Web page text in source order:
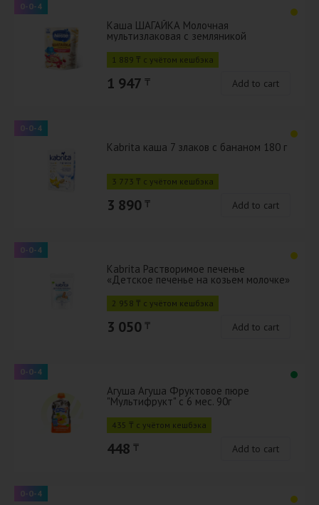
0-0-4
Каша ШАГАЙКА Молочная
мультизлаковая с земляникой
190г с бифидоба
1 889 ₸ с учётом кешбэка
1 947 ₸ Add to cart
0-0-4
Kabrita каша 7 злаков с бананом 180 г
3 773 ₸ с учётом кешбэка
3 890 ₸ Add to cart
0-0-4
Kabrita Растворимое печенье
«Детское печенье на козьем молочке»
2 958 ₸ с учётом кешбэка
3 050 ₸ Add to cart
0-0-4
Агуша Агуша Фруктовое пюре
"Мультифрукт" с 6 мес. 90г
435 ₸ с учётом кешбэка
448 ₸ Add to cart
0-0-4